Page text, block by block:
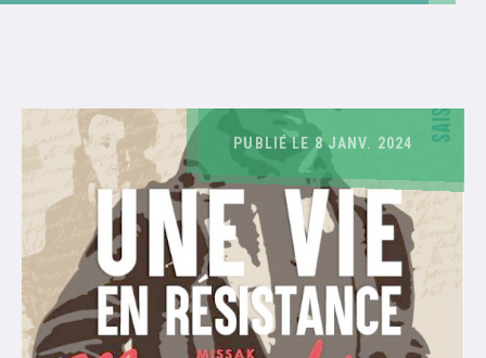
PUBLIÉ LE 8 JANV. 2024